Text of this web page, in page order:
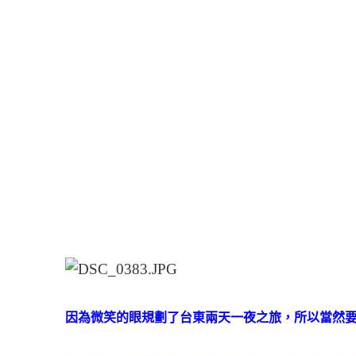
因為微笑的眼規劃了台東兩天一夜之旅，所以當然